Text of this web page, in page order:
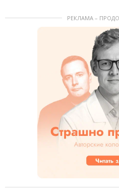
РЕКЛАМА –